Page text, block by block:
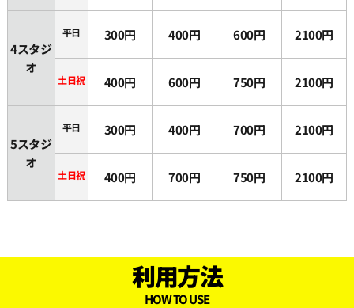
4スタジ
オ
平日 300円 400円 600円 2100円
土日祝 400円 600円 750円 2100円
5スタジ
オ
平日 300円 400円 700円 2100円
土日祝 400円 700円 750円 2100円
利用方法
HOW TO USE